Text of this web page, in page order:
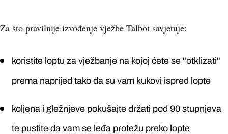
Za što pravilnije izvođenje vježbe Talbot savjetuje:
koristite loptu za vježbanje na kojoj ćete se "otklizati"
prema naprijed tako da su vam kukovi ispred lopte
koljena i gležnjeve pokušajte držati pod 90 stupnjeva
te pustite da vam se leđa protežu preko lopte